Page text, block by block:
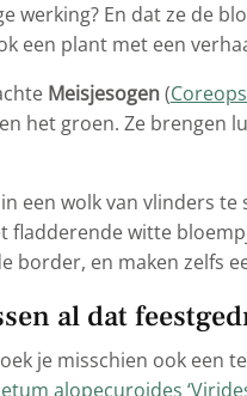
werking? En dat ze de
een plant met een
Meisjesogen(
het groen. Ze brengen
een wolk van vlinders te
fladderende witte
border, en maken zelfs
al dat
je misschien ook een
alopecuroides